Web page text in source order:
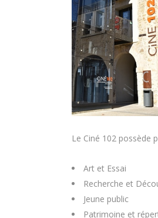
Le Ciné 102 possède
Art et Essai
Recherche et
Jeune public
Patrimoine et